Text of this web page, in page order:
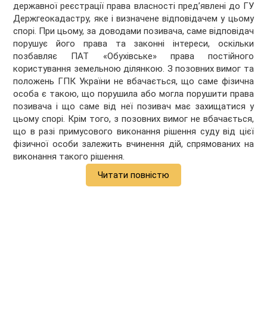
державної реєстрації права власності пред’явлені до ГУ
Держгеокадастру, яке і визначене відповідачем у цьому
спорі. При цьому, за доводами позивача, саме відповідач
порушує його права та законні інтереси, оскільки
позбавляє ПАТ «Обухівське» права постійного
користування земельною ділянкою. З позовних вимог та
положень ГПК України не вбачається, що саме фізична
особа є такою, що порушила або могла порушити права
позивача і що саме від неї позивач має захищатися у
цьому спорі. Крім того, з позовних вимог не вбачається,
що в разі примусового виконання рішення суду від цієї
фізичної особи залежить вчинення дій, спрямованих на
виконання такого рішення.
Читати повністю